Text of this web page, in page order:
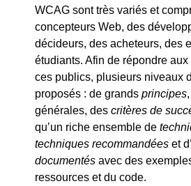
WCAG sont très variés et
concepteurs Web, des
décideurs, des acheteurs, des
étudiants. Afin de répondre
ces publics, plusieurs niveaux
proposés : de grands principes
générales, des critères de
qu’un riche ensemble de
techniques recommandées et d’
documentés avec des
ressources et du code.